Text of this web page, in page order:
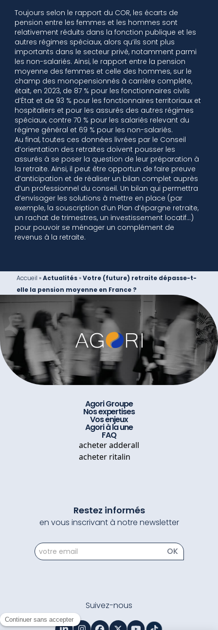
Toujours selon le rapport du COR, les écarts de
pension entre les femmes et les hommes sont
relativement réduits dans la fonction publique et les
autres régimes spéciaux, alors qu’ils sont plus
importants dans le secteur privé, notamment parmi
les non-salariés. Ainsi, le rapport entre la pension
moyenne des femmes et celle des hommes, sur le
champ des monopensionnés à carrière complète,
était, en 2023, de 87 % pour les fonctionnaires civils
d’État et de 93 % pour les fonctionnaires territoriaux et
hospitaliers et pour les assurés des autres régimes
spéciaux, contre 70 % pour les salariés relevant du
régime général et 69 % pour les non-salariés.
Au final, toutes ces données livrées par le Conseil
d’orientation des retraites doivent pousser les
assurés à se poser la question de leur préparation à
la retraite. Ainsi, il peut être opportun de faire preuve
d’anticipation et de réaliser un bilan complet auprès
d’un professionnel du conseil. Un bilan qui permettra
d’envisager les solutions à mettre en place (par
exemple, la souscription d’un Plan d’épargne retraite,
un rachat de trimestres, un investissement locatif…)
pour pouvoir se ménager un complément de
revenus à la retraite.
Accueil »Actualités»Votre (future) retraite dépasse-t-
elle la pension moyenne en France ?
Agori Groupe
Nos expertises
Vos enjeux
Agori à la une
FAQ
acheter adderall
acheter ritalin
Restez informés
en vous inscrivant à notre newsletter
newsletter OK
Suivez-nous